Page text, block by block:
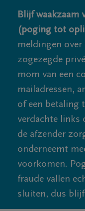
Blijf waakzaam
(poging tot
meldingen over
zogezegde
mom van een
mailadressen,
of een betaling
verdachte links
de afzender
onderneemt
voorkomen.
fraude vallen
sluiten, dus blijf